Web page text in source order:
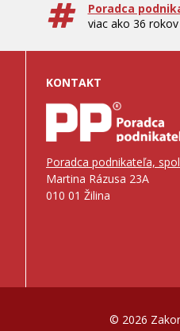
Poradca
viac ako 36
KONTAKT
Poradca podnikateľa,
Martina Rázusa 23A
010 01 Žilina
© 2026